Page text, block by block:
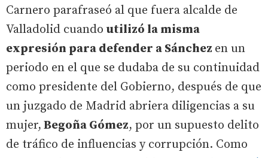
Carnero parafraseó al que fuera alcalde de
Valladolid cuando utilizó la misma
expresión para defender a Sánchez en un
periodo en el que se dudaba de su continuidad
como presidente del Gobierno, después de que
un juzgado de Madrid abriera diligencias a su
mujer, Begoña Gómez, por un supuesto delito
de tráfico de influencias y corrupción. Como